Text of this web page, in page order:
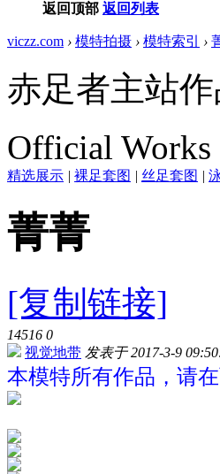
返回顶部 返回列表
viczz.com › 模特拍摄 › 模特索引 ›
赤足者主站作
Official
精选展示 | 裸足套图 | 丝足套图 |
菁菁
[复制链接]
14516 0
视觉地带 发表于 2017-3-9
本模特所有作品，请